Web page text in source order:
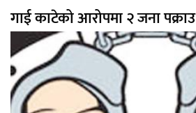
गाई काटेको आरोपमा २ जना पक्राउ